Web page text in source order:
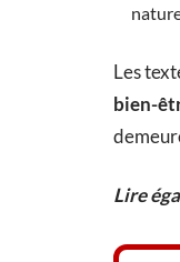
Les
bien-
Lire